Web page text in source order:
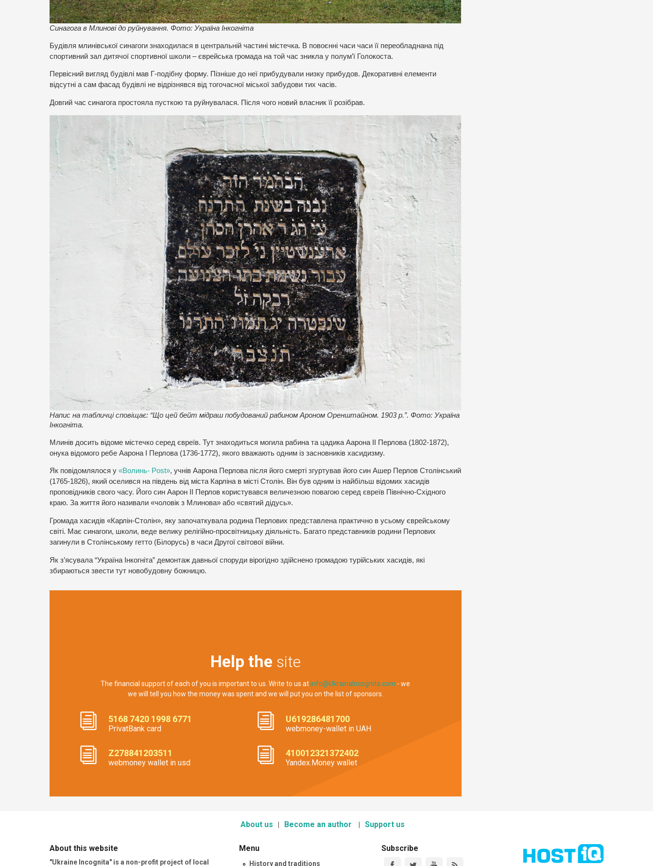
Синагога в Млинові до руйнування. Фото: Україна Інкогніта
Будівля млинівської синагоги знаходилася в центральній частині містечка. В повоєнні часи часи її переобладнана під
спортивний зал дитячої спортивної школи – єврейська громада на той час зникла у полум’ї Голокоста.
Первісний вигляд будівлі мав Г-подібну форму. Пізніше до неї прибудували низку прибудов. Декоративні елементи
відсутні а сам фасад будівлі не відрізнявся від тогочасної міської забудови тих часів.
Довгий час синагога простояла пусткою та руйнувалася. Після чого новий власник її розібрав.
Напис на табличці сповіщає: “Що цей бейт мідраш побудований рабином Ароном Оренштайном. 1903 р.”. Фото: Україна
Інкогніта.
Млинів досить відоме містечко серед євреїв. Тут знаходиться могила рабина та цадика Аарона ІІ Перлова (1802-1872),
онука відомого ребе Аарона І Перлова (1736-1772), якого вважають одним із засновників хасидизму.
Як повідомлялося у «Волинь- Рost», учнів Аарона Перлова після його смерті згуртував його син Ашер Перлов Столінський
(1765-1826), який оселився на південь від міста Карліна в місті Столін. Він був одним із найбільш відомих хасидів
проповідників свого часу. Його син Аарон ІІ Перлов користувався величезною повагою серед євреїв Північно-Східного
краю. За життя його називали «чоловік з Млинова» або «святий дідусь».
Громада хасидів «Карлін-Столін», яку започаткувала родина Перлових представлена практично в усьому єврейському
світі. Має синагоги, школи, веде велику релігійно-просвітницьку діяльність. Багато представників родини Перлових
загинули в Столінському гетто (Білорусь) в часи Другої світової війни.
Як з’ясувала “Україна Інкогніта” демонтаж давньої споруди вірогідно здійснено громадою турійських хасидів, які
збираються звести тут новобудовну божницю.
Help the site
The financial support of each of you is important to us. Write to us atinfo@UkrainaIncognita.com - we
we will tell you how the money was spent and we will put you on the list of sponsors.
5168 7420 1998 6771
PrivatBank card
U619286481700
webmoney-wallet in UAH
Z278841203511
webmoney wallet in usd
410012321372402
Yandex.Money wallet
About us Become an author Support us
About this website
"Ukraine Incognita" is a non-profit project of local
Menu
History and traditions
Subscribe